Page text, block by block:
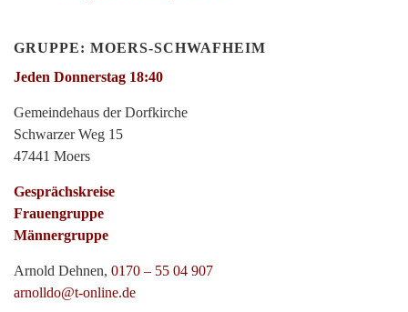
GRUPPE: MOERS-SCHWAFHEIM
Jeden Donnerstag 18:40
Gemeindehaus der Dorfkirche
Schwarzer Weg 15
47441 Moers
Gesprächskreise
Frauengruppe
Männergruppe
Arnold Dehnen, 0170 – 55 04 907
arnolldo@t-online.de